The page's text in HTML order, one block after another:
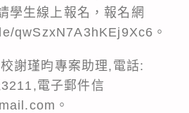
學生線上報名，報名網
qwSzxN7A3hKEj9Xc6。
謝瑾昀專案助理,電話:
電子郵件信
。